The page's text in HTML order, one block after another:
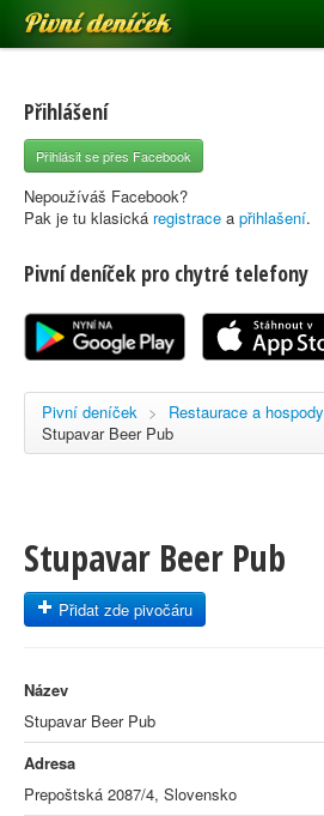
Pivní deníček
Pivní mapa
Pivní značky
Nápověda
Registrace
Přihlášení
Přihlásit se přes Facebook
Nepoužíváš Facebook?
Pak je tu klasická registrace a přihlašení.
Pivní deníček pro chytré telefony
Pivní deníček > Restaurace a hospody
Stupavar Beer Pub
Stupavar Beer Pub
Přidat zde pivočáru
Název
Stupavar Beer Pub
Adresa
Prepoštská 2087/4, Slovensko